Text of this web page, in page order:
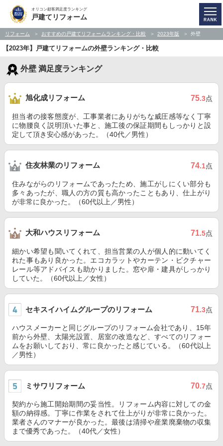
オリコン顧客満足度ランキング
戸建てリフォーム
リフォーム おすすめの戸建てリフォームランキング・比較 2023年版 外壁
【2023年】戸建てリフォームの外壁ランキング・比較
外壁 満足度ランキング
旭化成リフォーム 75.3点
担当者の接客態度が、工事業者にありがちな威圧感等なく丁寧
に物腰良く説明頂いた事と、施工後の保証期間もしっかりと設
定して頂き安心感があった。（40代／男性）
住友林業のリフォーム 74.1点
住みながらのリフォームであったため、施工がしにくい部分も
多々あったが、職人の方の質も高かったこともあり、仕上がり
が非常に良かった。（60代以上／男性）
大和ハウスリフォーム 71.5点
細かい希望も聞いてくれて、担当営業の人が個人的に動いてく
れた事もあり良かった。エコカラットやカーテン・ピクチャー
レール等アドバイスも助かりました。窓や扉・建具がしっかり
していた。（60代以上／女性）
セキスイハイムグループのリフォーム 71.3点
ハウスメーカーと同じグループのリフォーム会社であり、15年
前から外壁、太陽光設置、居室の改造など、すべてのリフォー
ムをお願いしており、常に良かったと感じている。（60代以上
／男性）
ミサワリフォーム 70.7点
契約から施工開始期間の妥当性。リフォーム内容に対しての金
額の納得感。丁寧に作業をされて仕上がりが非常に良かった。
業者さんのマナーが良かった。最後は清掃や産業廃棄物の収集
まで優秀であった。（40代／女性）